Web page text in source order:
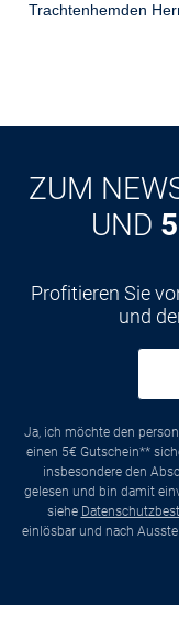
Trachtenhemden
ZUM
UND
Profitieren Sie
und
Ja, ich möchte den
einen 5€ Gutschein**
insbesondere den
gelesen und bin damit
siehe
einlösbar und nach